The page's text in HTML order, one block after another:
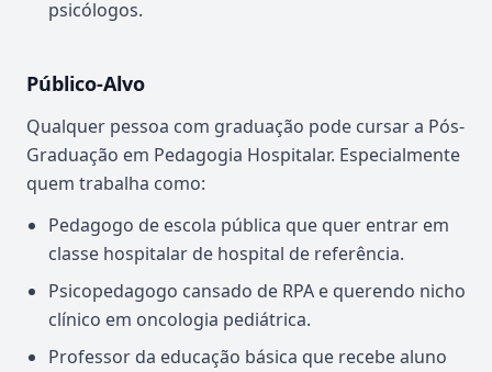
psicólogos.
Público-Alvo
Qualquer pessoa com graduação pode cursar a Pós-
Graduação em Pedagogia Hospitalar. Especialmente
quem trabalha como:
Pedagogo de escola pública que quer entrar em
classe hospitalar de hospital de referência.
Psicopedagogo cansado de RPA e querendo nicho
clínico em oncologia pediátrica.
Professor da educação básica que recebe aluno